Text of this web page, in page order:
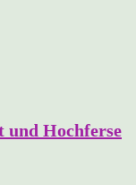
Hochferse